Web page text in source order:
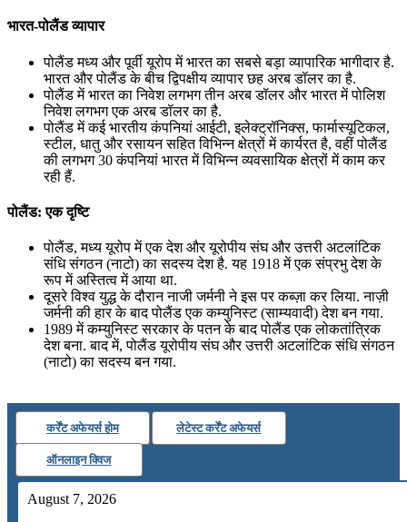
भारत-पोलैंड व्यापार
पोलैंड मध्य और पूर्वी यूरोप में भारत का सबसे बड़ा व्यापारिक भागीदार है.
भारत और पोलैंड के बीच द्विपक्षीय व्यापार छह अरब डॉलर का है.
पोलैंड में भारत का निवेश लगभग तीन अरब डॉलर और भारत में पोलिश
निवेश लगभग एक अरब डॉलर का है.
पोलैंड में कई भारतीय कंपनियां आईटी, इलेक्ट्रॉनिक्स, फार्मास्यूटिकल,
स्टील, धातु और रसायन सहित विभिन्न क्षेत्रों में कार्यरत है, वहीं पोलैंड
की लगभग 30 कंपनियां भारत में विभिन्‍न व्‍यवसायिक क्षेत्रों में काम कर
रही हैं.
पोलैंड: एक दृष्टि
पोलैंड, मध्य यूरोप में एक देश और यूरोपीय संघ और उत्तरी अटलांटिक
संधि संगठन (नाटो) का सदस्य देश है. यह 1918 में एक संप्रभु देश के
रूप में अस्तित्व में आया था.
दूसरे विश्व युद्ध के दौरान नाजी जर्मनी ने इस पर कब्ज़ा कर लिया. नाज़ी
जर्मनी की हार के बाद पोलैंड एक कम्युनिस्ट (साम्यवादी) देश बन गया.
1989 में कम्युनिस्ट सरकार के पतन के बाद पोलैंड एक लोकतांत्रिक
देश बना. बाद में, पोलैंड यूरोपीय संघ और उत्तरी अटलांटिक संधि संगठन
(नाटो) का सदस्य बन गया.
कर्रेंट अफेयर्स होम लेटेस्ट कर्रेंट अफेयर्स
ऑनलाइन क्विज
August 7, 2026